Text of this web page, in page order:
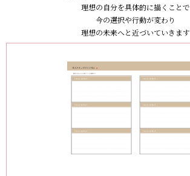
理想の自分を具体的に描くことで
今の選択や行動が変わり
理想の未来へと近づいていきます